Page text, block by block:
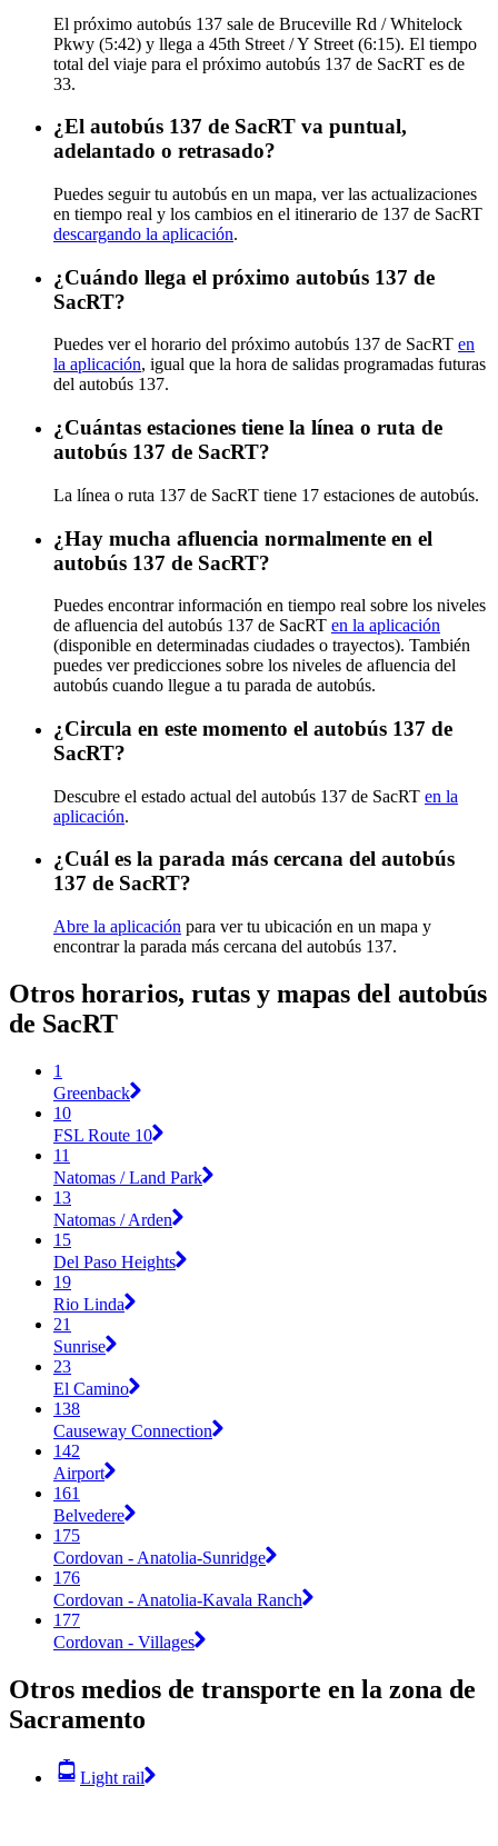
El próximo autobús 137 sale de Bruceville Rd / Whitelock
Pkwy (5:42) y llega a 45th Street / Y Street (6:15). El tiempo
total del viaje para el próximo autobús 137 de SacRT es de
33.
¿El autobús 137 de SacRT va puntual,
adelantado o retrasado?
Puedes seguir tu autobús en un mapa, ver las actualizaciones
en tiempo real y los cambios en el itinerario de 137 de SacRT
descargando la aplicación.
¿Cuándo llega el próximo autobús 137 de
SacRT?
Puedes ver el horario del próximo autobús 137 de SacRT en
la aplicación, igual que la hora de salidas programadas futuras
del autobús 137.
¿Cuántas estaciones tiene la línea o ruta de
autobús 137 de SacRT?
La línea o ruta 137 de SacRT tiene 17 estaciones de autobús.
¿Hay mucha afluencia normalmente en el
autobús 137 de SacRT?
Puedes encontrar información en tiempo real sobre los niveles
de afluencia del autobús 137 de SacRT en la aplicación
(disponible en determinadas ciudades o trayectos). También
puedes ver predicciones sobre los niveles de afluencia del
autobús cuando llegue a tu parada de autobús.
¿Circula en este momento el autobús 137 de
SacRT?
Descubre el estado actual del autobús 137 de SacRT en la
aplicación.
¿Cuál es la parada más cercana del autobús
137 de SacRT?
Abre la aplicación para ver tu ubicación en un mapa y
encontrar la parada más cercana del autobús 137.
Otros horarios, rutas y mapas del autobús
de SacRT
1
Greenback
10
FSL Route 10
11
Natomas / Land Park
13
Natomas / Arden
15
Del Paso Heights
19
Rio Linda
21
Sunrise
23
El Camino
138
Causeway Connection
142
Airport
161
Belvedere
175
Cordovan - Anatolia-Sunridge
176
Cordovan - Anatolia-Kavala Ranch
177
Cordovan - Villages
Otros medios de transporte en la zona de
Sacramento
Light rail